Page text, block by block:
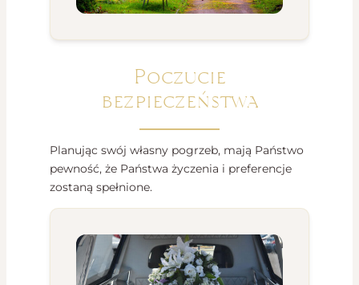
Poczucie
bezpieczeństwa
Planując swój własny pogrzeb, mają Państwo
pewność, że Państwa życzenia i preferencje
zostaną spełnione.